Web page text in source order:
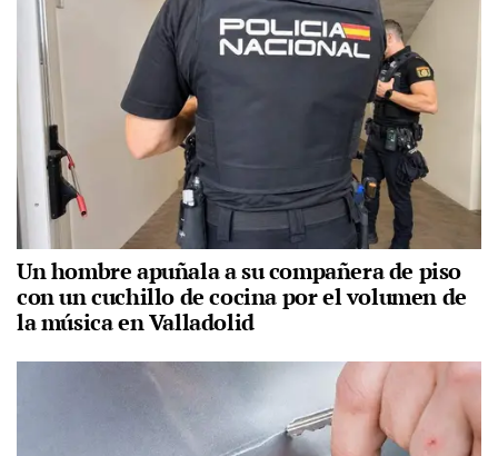
Un hombre apuñala a su compañera de piso
con un cuchillo de cocina por el volumen de
la música en Valladolid